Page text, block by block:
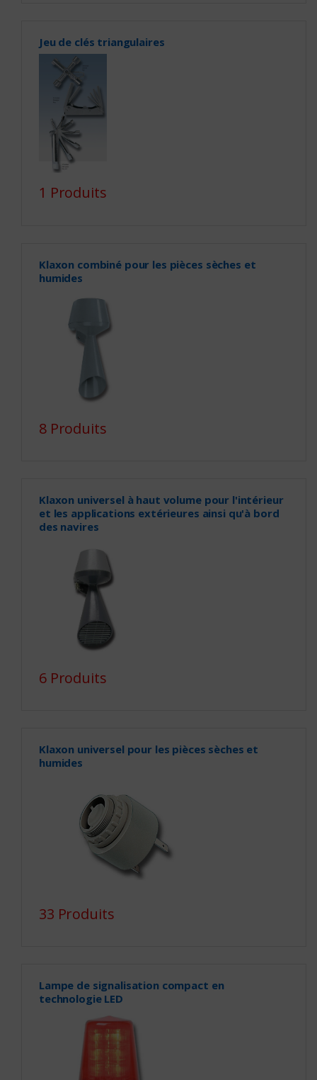
Jeu de clés triangulaires
1 Produits
Klaxon combiné pour les pièces sèches et
humides
8 Produits
Klaxon universel à haut volume pour l'intérieur
et les applications extérieures ainsi qu'à bord
des navires
6 Produits
Klaxon universel pour les pièces sèches et
humides
33 Produits
Lampe de signalisation compact en
technologie LED